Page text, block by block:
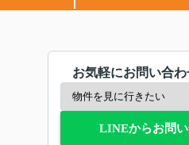
お気軽にお問い合
LINEからお問